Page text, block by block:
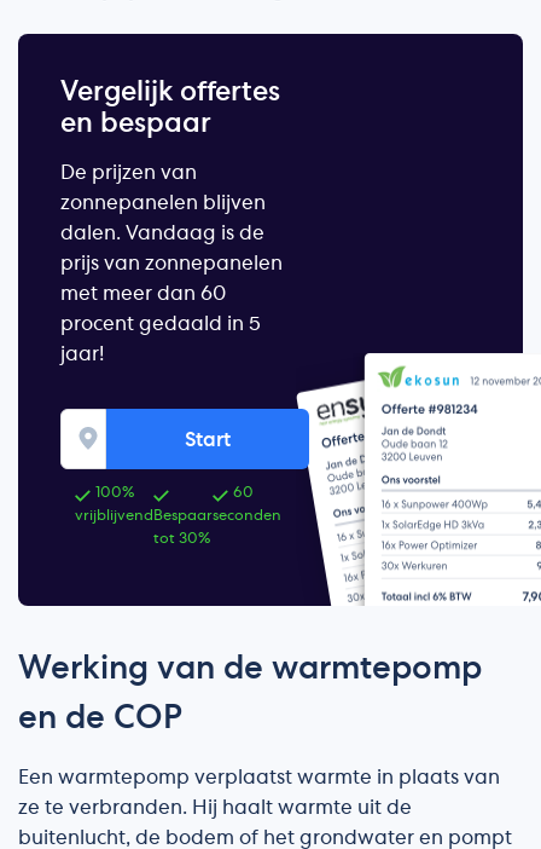
Vergelijk offertes
en bespaar
De prijzen van
zonnepanelen blijven
dalen. Vandaag is de
prijs van zonnepanelen
met meer dan 60
procent gedaald in 5
jaar!
Start
100%
vrijblijvend Bespaar
tot 30%
60
seconden
Werking van de warmtepomp
en de COP
Een warmtepomp verplaatst warmte in plaats van
ze te verbranden. Hij haalt warmte uit de
buitenlucht, de bodem of het grondwater en pompt